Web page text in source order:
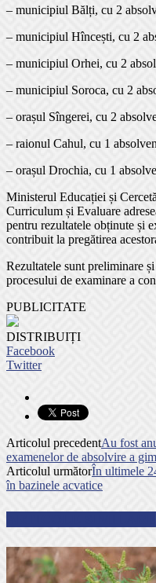
– municipiul Bălți, cu 2
– municipiul Hîncești, cu 2
– municipiul Orhei, cu 2
– municipiul Soroca, cu 2
– orașul Sîngerei, cu 2
– raionul Cahul, cu 1
– orașul Drochia, cu 1
Ministerul Educației și
Curriculum și Evaluare
pentru rezultatele obținute și
contribuit la pregătirea
Rezultatele sunt preliminare
procesului de examinare a
PUBLICITATE
DISTRIBUIȚI
Facebook
Twitter
Articolul precedentAu fost
examenelor de absolvire a
Articolul următorÎn ultimele
în bazinele acvatice